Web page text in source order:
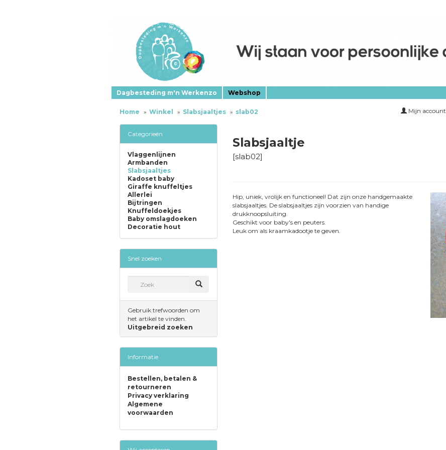
Dagbesteding m'n Werkenzo Webshop
Home Winkel Slabsjaaltjes slab02 Mijn account
Slabsjaaltje
[slab02]
Hip, uniek, vrolijk en functioneel! Dat zijn onze handgemaakte
slabsjaaltjes. De slabsjaaltjes zijn voorzien van handige
drukknoopsluiting.
Geschikt voor baby's en peuters.
Leuk om als kraamkadootje te geven.
Categorieën
Vlaggenlijnen
Armbanden
Slabsjaaltjes
Kadoset baby
Giraffe knuffeltjes
Allerlei
Bijtringen
Knuffeldoekjes
Baby omslagdoeken
Decoratie hout
Snel zoeken
Gebruik trefwoorden om
het artikel te vinden.
Uitgebreid zoeken
Informatie
Bestellen, betalen &
retourneren
Privacy verklaring
Algemene
voorwaarden